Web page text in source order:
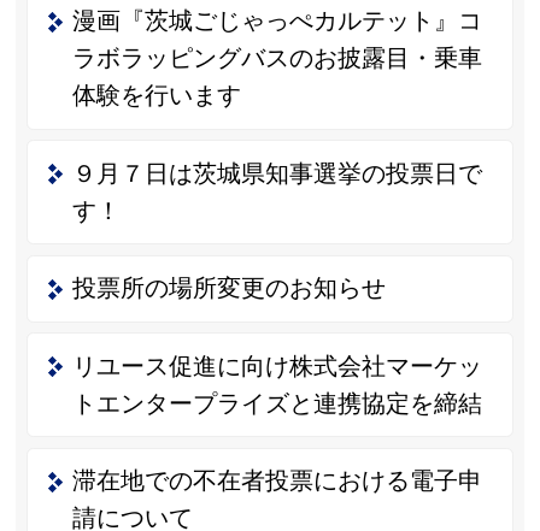
漫画『茨城ごじゃっぺカルテット』コ
ラボラッピングバスのお披露目・乗車
体験を行います
９月７日は茨城県知事選挙の投票日で
す！
投票所の場所変更のお知らせ
リユース促進に向け株式会社マーケッ
トエンタープライズと連携協定を締結
滞在地での不在者投票における電子申
請について